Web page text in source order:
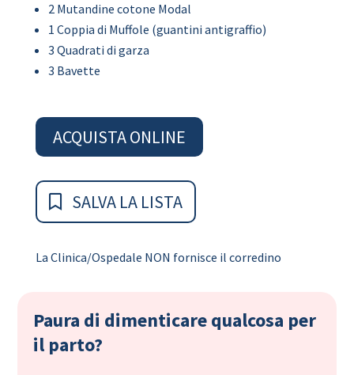
2 Mutandine cotone Modal
1 Coppia di Muffole (guantini antigraffio)
3 Quadrati di garza
3 Bavette
ACQUISTA ONLINE
SALVA LA LISTA
La Clinica/Ospedale NON fornisce il corredino
Paura di dimenticare qualcosa per
il parto?